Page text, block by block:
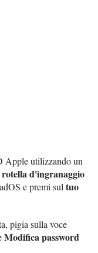
Apple utilizzando un
rotella d'ingranaggio
e premi sultuo
pigia sulla voce
Modifica password